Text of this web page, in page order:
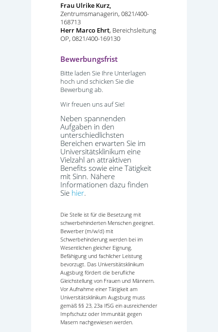
Frau Ulrike Kurz,
Zentrumsmanagerin, 0821/400-
168713
Herr Marco Ehrt, Bereichsleitung
OP, 0821/400-169130
Bewerbungsfrist
Bitte laden Sie Ihre Unterlagen
hoch und schicken Sie die
Bewerbung ab.
Wir freuen uns auf Sie!
Neben spannenden
Aufgaben in den
unterschiedlichsten
Bereichen erwarten Sie im
Universitätsklinikum eine
Vielzahl an attraktiven
Benefits sowie eine Tätigkeit
mit Sinn. Nähere
Informationen dazu finden
Sie hier.
Die Stelle ist für die Besetzung mit
schwerbehinderten Menschen geeignet.
Bewerber (m/w/d) mit
Schwerbehinderung werden bei im
Wesentlichen gleicher Eignung,
Befähigung und fachlicher Leistung
bevorzugt. Das Universitätsklinikum
Augsburg fördert die berufliche
Gleichstellung von Frauen und Männern.
Vor Aufnahme einer Tätigkeit am
Universitätsklinikum Augsburg muss
gemäß §§ 23, 23a IfSG ein ausreichender
Impfschutz oder Immunität gegen
Masern nachgewiesen werden.